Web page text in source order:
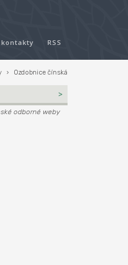
kontakty RSS
› Ozdobnice čínská
odborné weby